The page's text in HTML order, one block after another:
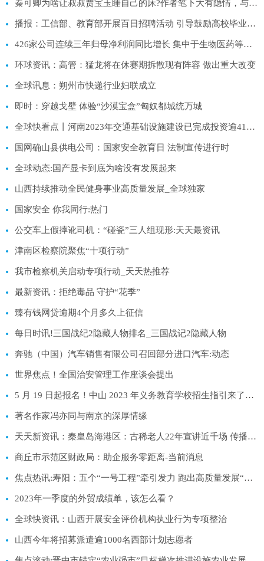
秦可卿为啥让叔叔贾宝玉睡自己的床?作者笔下大有隐情，与焦大无关
播报：工信部、教育部开展百日招聘活动 引导鼓励高校毕业生到中小企业工作
426家公司连续三年归母净利润同比增长 集中于生物医药等五大行业
环球资讯：高管：猛龙将在休赛期拆散现有阵容 做出重大改变
全球讯息：朔州市快递行业妇联成立
即时：穿越戈壁 体验“沙漠宝盒”匈奴都城统万城
全球快看点丨河南2023年交通基础设施建设已完成投资逾414亿元
国网确山县供电公司：国家安全教育日 法制宣传进行时
全球动态:国产显卡到底为啥没有发展起来
山西持续推动全民健身事业高质量发展_全球独家
国家安全 你我同行:热门
公交车上假摔讹司机：“碰瓷”三人组现形:天天最资讯
津南区检察院聚焦“十项行动”
我市检察机关启动专项行动_天天热推荐
最新资讯：拒绝毒品 守护“花季”
臻有钱网贷逾期4个月多久上征信
每日时讯!三国战纪2隐藏人物排名_三国战记2隐藏人物
奔驰（中国）汽车销售有限公司召回部分进口汽车:动态
世界焦点！全国治安管理工作座谈会提出
5 月 19 日起报名！中山 2023 年义务教育学校招生指引来了！|看点
著名作家冯亦同与南京的深厚情缘
天天新资讯：秦皇岛海港区：古稀老人22年宣讲近千场 传播党的好声音
商丘市示范区财政局：助企服务零距离-当前消息
焦点热讯:寿阳：五个“一号工程”牵引发力 跑出高质量发展“加速度”
2023年一季度的外贸成绩单，该怎么看？
全球快资讯：山西开展安全评价机构执业行为专项整治
山西今年将招募派遣逾1000名西部计划志愿者